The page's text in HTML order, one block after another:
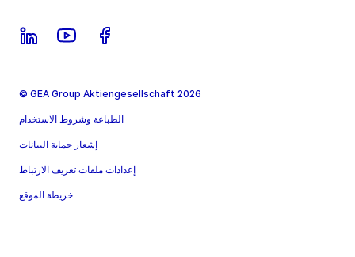
© GEA Group Aktiengesellschaft 2026
الطباعة وشروط الاستخدام
إشعار حماية البيانات
إعدادات ملفات تعريف الارتباط
خريطة الموقع